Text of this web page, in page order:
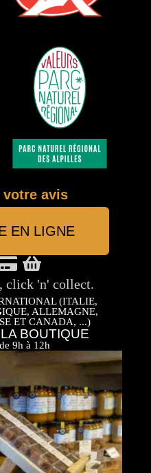
votre avis
EN LIGNE
click 'n' collect.
(ITALIE,
ALLEMAGNE,
ET CANADA, ...)
BOUTIQUE
9h à 12h